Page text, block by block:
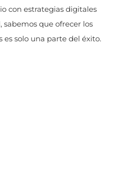
con estrategias digitales
sabemos que ofrecer los
solo una parte del éxito.